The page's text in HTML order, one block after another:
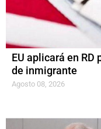
EU aplicará en
de inmigrante
Agosto 08, 2026